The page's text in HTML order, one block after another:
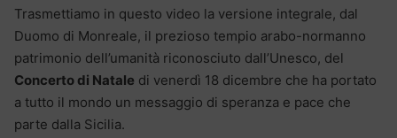
Trasmettiamo in questo video la versione integrale, dal
Duomo di Monreale, il prezioso tempio arabo-normanno
patrimonio dell’umanità riconosciuto dall’Unesco, del
Concerto di Natale di venerdì 18 dicembre che ha portato
a tutto il mondo un messaggio di speranza e pace che
parte dalla Sicilia.